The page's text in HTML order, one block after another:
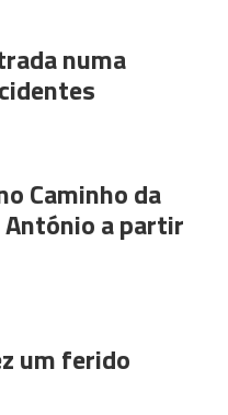
numa
Caminho da
a partir
um ferido